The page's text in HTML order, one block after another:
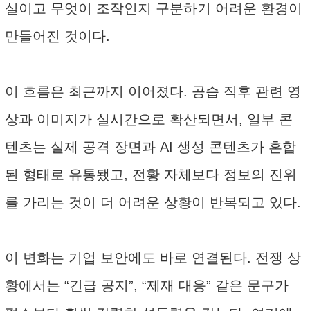
실이고 무엇이 조작인지 구분하기 어려운 환경이
만들어진 것이다.
이 흐름은 최근까지 이어졌다. 공습 직후 관련 영
상과 이미지가 실시간으로 확산되면서, 일부 콘
텐츠는 실제 공격 장면과 AI 생성 콘텐츠가 혼합
된 형태로 유통됐고, 전황 자체보다 정보의 진위
를 가리는 것이 더 어려운 상황이 반복되고 있다.
이 변화는 기업 보안에도 바로 연결된다. 전쟁 상
황에서는 “긴급 공지”, “제재 대응” 같은 문구가